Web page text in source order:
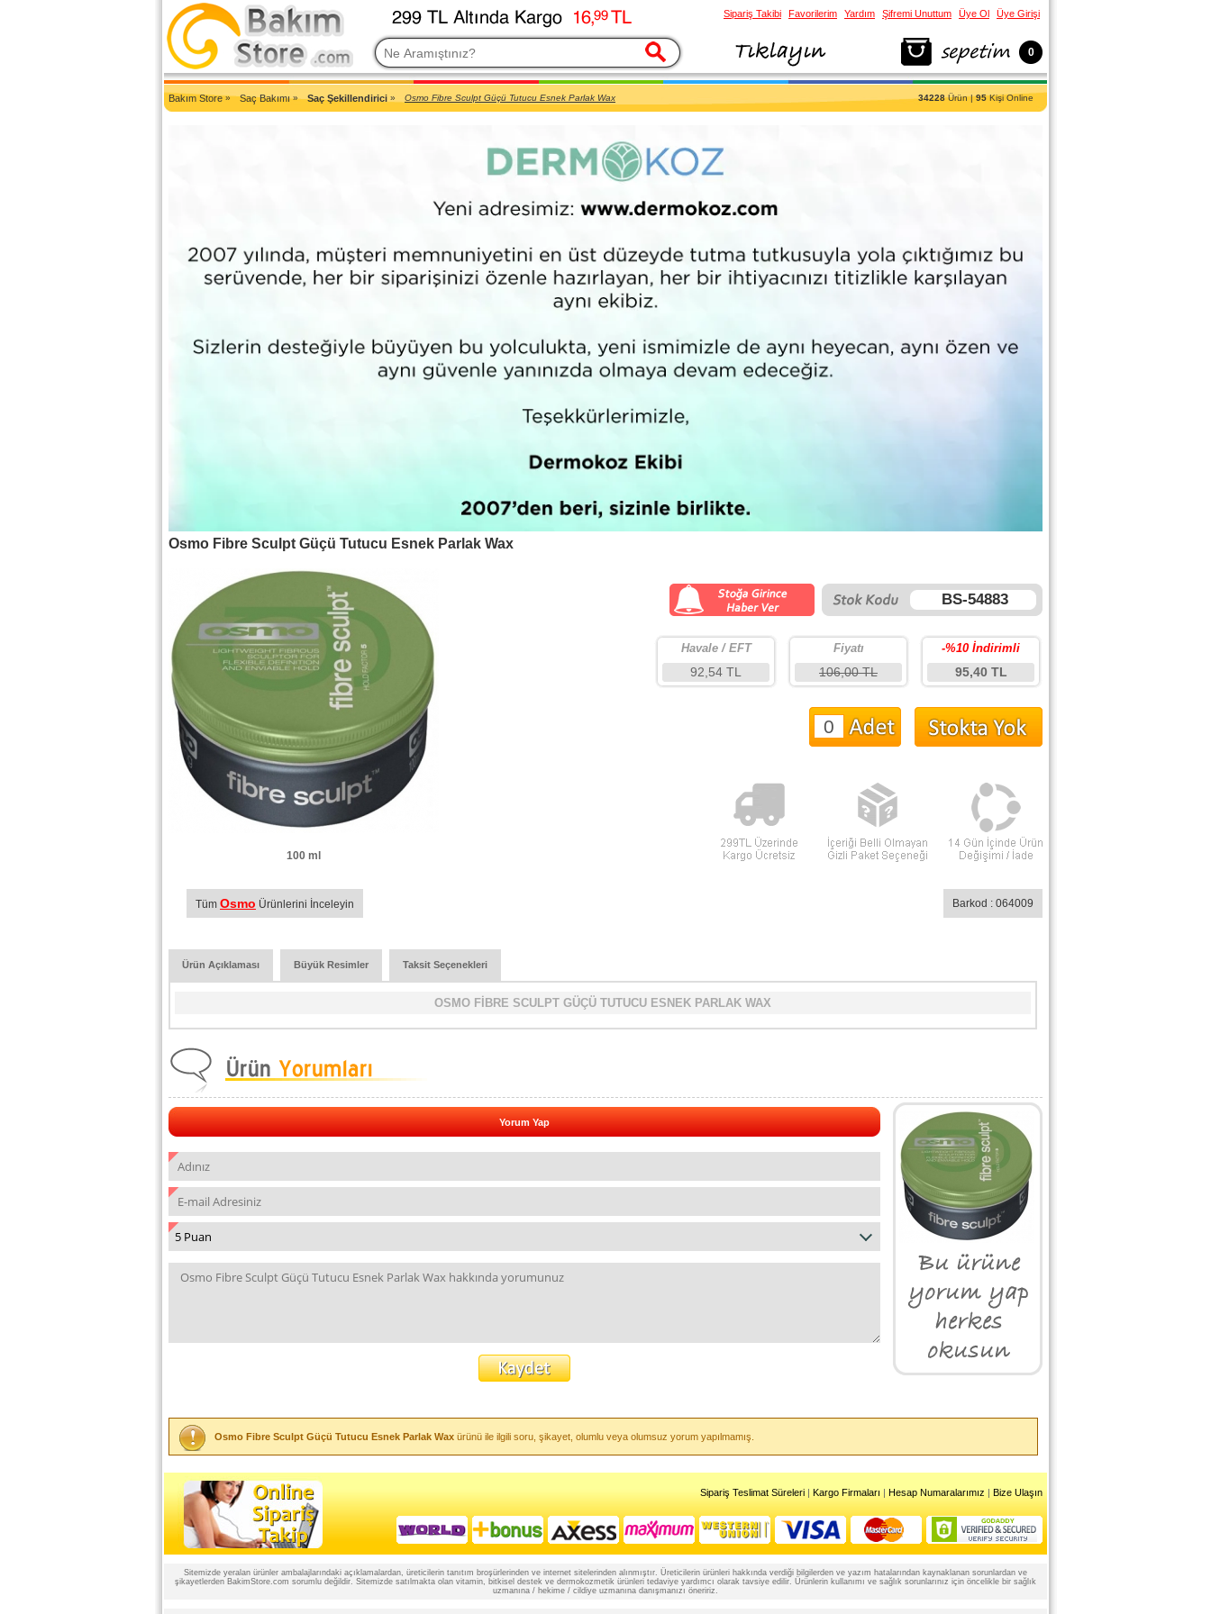
2007'den Beri Türkiye'nin En Güncel Bakım Ürünleri Eczane Sitesi
Bakım Store» Saç Bakımı» Saç Şekillendirici » Osmo Fibre Sculpt Güçü Tutucu Esnek Parlak Wax 34228Ürün |95Kişi Online
Osmo Fibre Sculpt Güçü Tutucu Esnek Parlak Wax
100 ml
BS-54883
-%10 İndirimli
95,40 TL
Fiyatı
106,00 TL
Havale / EFT
92,54 TL
Tüm Osmo Ürünlerini İnceleyin Barkod : 064009
Ürün Açıklaması Büyük Resimler Taksit Seçenekleri
OSMO FİBRE SCULPT GÜÇÜ TUTUCU ESNEK PARLAK WAX
Yorum Yap
Osmo Fibre Sculpt Güçü Tutucu Esnek Parlak Wax ürünü ile ilgili soru, şikayet, olumlu veya olumsuz yorum yapılmamış.
Sipariş Teslimat Süreleri | Kargo Firmaları | Hesap Numaralarımız | Bize Ulaşın
Sitemizde yeralan ürünler ambalajlarındaki açıklamalardan, üreticilerin tanıtım broşürlerinden ve internet sitelerinden alınmıştır. Üreticilerin ürünleri hakkında verdiği bilgilerden ve yazım hatalarından kaynaklanan sorunlardan ve
şikayetlerden BakimStore.com sorumlu değildir. Sitemizde satılmakta olan vitamin, bitkisel destek ve dermokozmetik ürünleri tedaviye yardımcı olarak tavsiye edilir. Ürünlerin kullanımı ve sağlık sorunlarınız için öncelikle bir sağlık
uzmanına / hekime / cildiye uzmanına danışmanızı öneririz.
Sipariş Takibi Favorilerim Yardım Şifremi Unuttum Üye Ol Üye Girişi
0